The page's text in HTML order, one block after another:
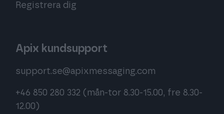
Registrera dig
Apix kundsupport
support.se@apixmessaging.com
+46 850 280 332 (mån-tor 8.30-15.00, fre 8.30-
12.00)